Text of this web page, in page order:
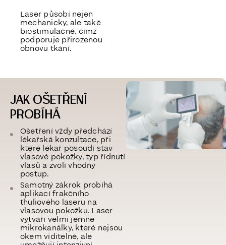
Laser působí nejen
mechanicky, ale také
biostimulačně, čímž
podporuje přirozenou
obnovu tkání.
JAK OŠETŘENÍ
PROBÍHÁ
Ošetření vždy předchází
lékařská konzultace, při
které lékař posoudí stav
vlasové pokožky, typ řídnutí
vlasů a zvolí vhodný
postup.
Samotný zákrok probíhá
aplikací frakčního
thuliového laseru na
vlasovou pokožku. Laser
vytváří velmi jemné
mikrokanálky, které nejsou
okem viditelné, ale